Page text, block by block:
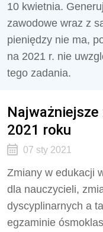
10 kwietnia.
zawodowe wraz z
pieniędzy nie ma,
na 2021 r. nie
tego zadania.
2021 roku
07 sty 2021
Zmiany w edukacji
dla nauczycieli,
dyscyplinarnych a
egzaminie